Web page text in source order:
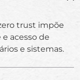
trust impõe
acesso de
e sistemas.